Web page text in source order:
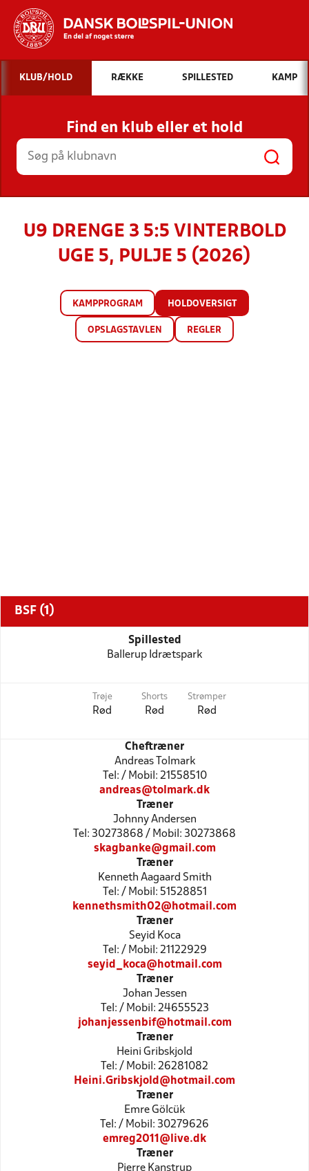
Hvad vil du søge efter?
INDHOLD OG NYHEDER
STILLINGER, RESULTATER, KLUBBER OG
HOLD
KLUB/HOLD RÆKKE SPILLESTED KAMP
Find en klub eller et hold
U9 DRENGE 3 5:5 VINTERBOLD
UGE 5, PULJE 5 (2026)
KAMPPROGRAM HOLDOVERSIGT
OPSLAGSTAVLEN REGLER
BSF (1)
Spillested
Ballerup Idrætspark
Trøje
Rød
Shorts
Rød
Strømper
Rød
Cheftræner
Andreas Tolmark
Tel: / Mobil: 21558510
andreas@tolmark.dk
Træner
Johnny Andersen
Tel: 30273868 / Mobil: 30273868
skagbanke@gmail.com
Træner
Kenneth Aagaard Smith
Tel: / Mobil: 51528851
kennethsmith02@hotmail.com
Træner
Seyid Koca
Tel: / Mobil: 21122929
seyid_koca@hotmail.com
Træner
Johan Jessen
Tel: / Mobil: 24655523
johanjessenbif@hotmail.com
Træner
Heini Gribskjold
Tel: / Mobil: 26281082
Heini.Gribskjold@hotmail.com
Træner
Emre Gölcük
Tel: / Mobil: 30279626
emreg2011@live.dk
Træner
Pierre Kanstrup